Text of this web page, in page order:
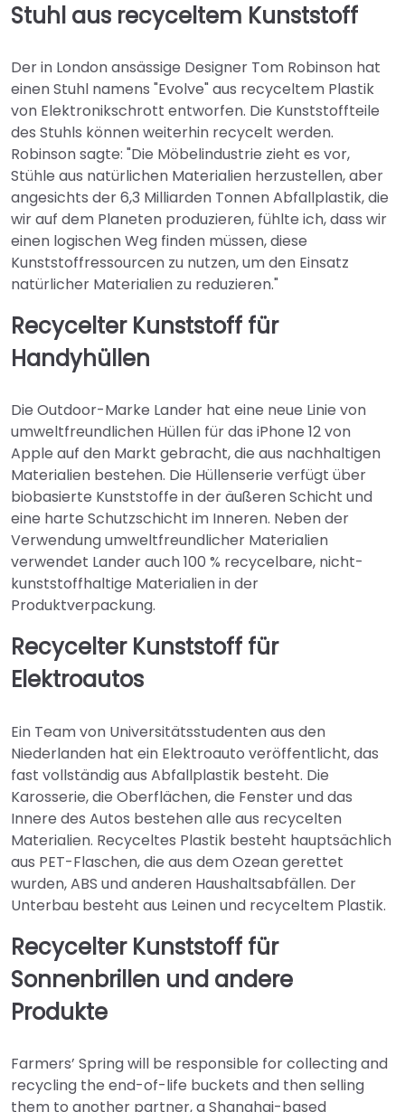
Stuhl aus recyceltem Kunststoff
Der in London ansässige Designer Tom Robinson hat
einen Stuhl namens "Evolve" aus recyceltem Plastik
von Elektronikschrott entworfen. Die Kunststoffteile
des Stuhls können weiterhin recycelt werden.
Robinson sagte: "Die Möbelindustrie zieht es vor,
Stühle aus natürlichen Materialien herzustellen, aber
angesichts der 6,3 Milliarden Tonnen Abfallplastik, die
wir auf dem Planeten produzieren, fühlte ich, dass wir
einen logischen Weg finden müssen, diese
Kunststoffressourcen zu nutzen, um den Einsatz
natürlicher Materialien zu reduzieren."
Recycelter Kunststoff für
Handyhüllen
Die Outdoor-Marke Lander hat eine neue Linie von
umweltfreundlichen Hüllen für das iPhone 12 von
Apple auf den Markt gebracht, die aus nachhaltigen
Materialien bestehen. Die Hüllenserie verfügt über
biobasierte Kunststoffe in der äußeren Schicht und
eine harte Schutzschicht im Inneren. Neben der
Verwendung umweltfreundlicher Materialien
verwendet Lander auch 100 % recycelbare, nicht-
kunststoffhaltige Materialien in der
Produktverpackung.
Recycelter Kunststoff für
Elektroautos
Ein Team von Universitätsstudenten aus den
Niederlanden hat ein Elektroauto veröffentlicht, das
fast vollständig aus Abfallplastik besteht. Die
Karosserie, die Oberflächen, die Fenster und das
Innere des Autos bestehen alle aus recycelten
Materialien. Recyceltes Plastik besteht hauptsächlich
aus PET-Flaschen, die aus dem Ozean gerettet
wurden, ABS und anderen Haushaltsabfällen. Der
Unterbau besteht aus Leinen und recyceltem Plastik.
Recycelter Kunststoff für
Sonnenbrillen und andere
Produkte
Farmers’ Spring will be responsible for collecting and
recycling the end-of-life buckets and then selling
them to another partner, a Shanghai-based